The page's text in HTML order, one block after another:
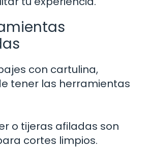
con cartulina,
tener las herramientas
o tijeras afiladas son
cortes limpios.